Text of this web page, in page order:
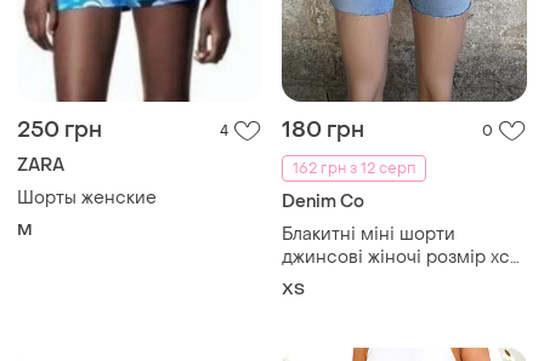
250 грн 4
ZARA
Шорты женские
M
180 грн
0
162 грн з 12 серп
Denim Co
Блакитні міні шорти
джинсові жіночі розмір хс
denim co
ХS